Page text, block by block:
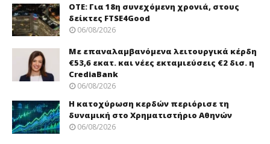
ΟΤΕ: Για 18η συνεχόμενη χρονιά, στους
δείκτες FTSE4Good
06/08/2026
Με επαναλαμβανόμενα λειτουργικά κέρδη
€53,6 εκατ. και νέες εκταμιεύσεις €2 δισ. η
CrediaBank
06/08/2026
Η κατοχύρωση κερδών περιόρισε τη
δυναμική στο Χρηματιστήριο Αθηνών
06/08/2026